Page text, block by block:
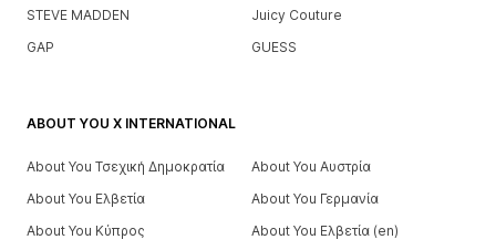
STEVE MADDEN
Juicy Couture
GAP
GUESS
ABOUT YOU X INTERNATIONAL
About You Τσεχική Δημοκρατία
About You Αυστρία
About You Ελβετία
About You Γερμανία
About You Κύπρος
About You Ελβετία (en)